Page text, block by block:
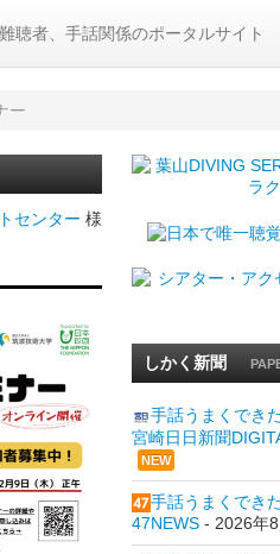
聴者、手話関係のポータルサイト
ー
センター 様
しかく新聞
手話うまくでき
宮崎日日新聞
NEW
手話うまくでき
47NEWS- 2026年